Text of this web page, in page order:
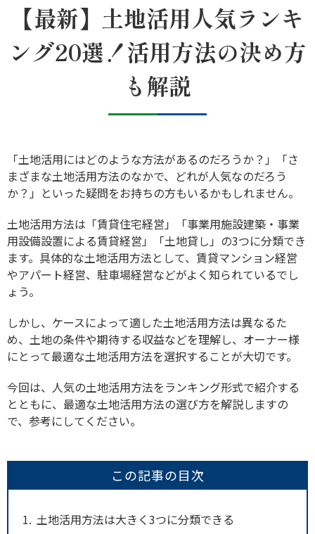
【最新】土地活用人気ランキ
ング20選！活用方法の決め方
も解説
「土地活用にはどのような方法があるのだろうか？」「さ
まざまな土地活用方法のなかで、どれが人気なのだろう
か？」といった疑問をお持ちの方もいるかもしれません。
土地活用方法は「賃貸住宅経営」「事業用施設建築・事業
用設備設置による賃貸経営」「土地貸し」の3つに分類でき
ます。具体的な土地活用方法として、賃貸マンション経営
やアパート経営、駐車場経営などがよく知られているでし
ょう。
しかし、ケースによって適した土地活用方法は異なるた
め、土地の条件や期待する収益などを理解し、オーナー様
にとって最適な土地活用方法を選択することが大切です。
今回は、人気の土地活用方法をランキング形式で紹介する
とともに、最適な土地活用方法の選び方を解説しますの
で、参考にしてください。
この記事の目次
1 土地活用方法は大きく3つに分類できる